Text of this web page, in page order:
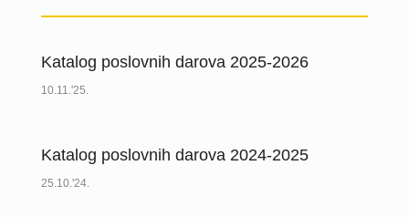
Katalog poslovnih darova 2025-2026
10.11.'25.
Katalog poslovnih darova 2024-2025
25.10.'24.